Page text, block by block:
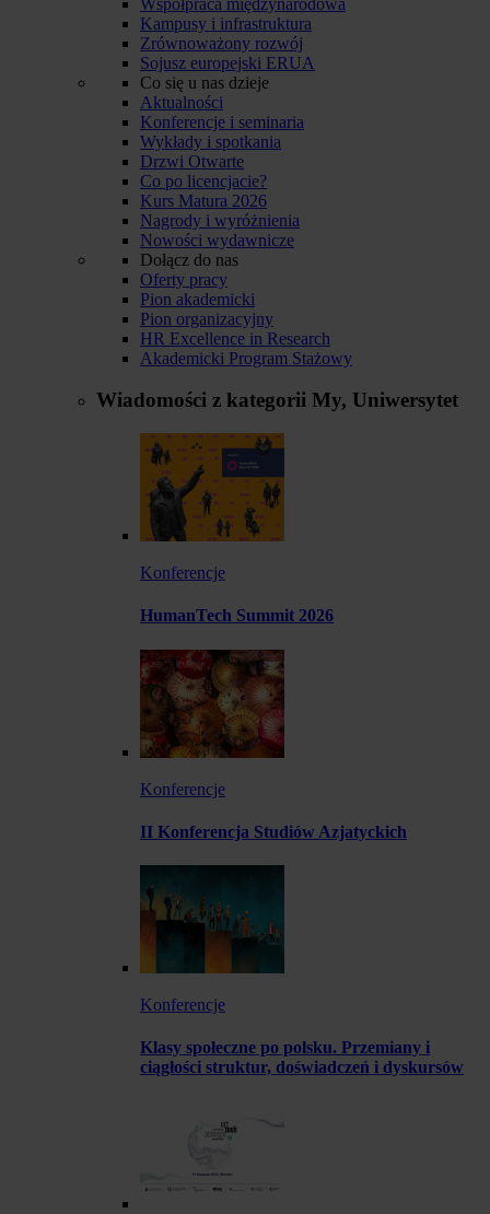
Kampusy i infrastruktura
Zrównoważony rozwój
Sojusz europejski ERUA
Co się u nas dzieje
Aktualności
Konferencje i seminaria
Wykłady i spotkania
Drzwi Otwarte
Co po licencjacie?
Kurs Matura 2026
Nagrody i wyróżnienia
Nowości wydawnicze
Dołącz do nas
Oferty pracy
Pion akademicki
Pion organizacyjny
HR Excellence in Research
Akademicki Program Stażowy
Wiadomości z kategorii My, Uniwersytet
Konferencje
HumanTech Summit 2026
Konferencje
II Konferencja Studiów Azjatyckich
Konferencje
Klasy społeczne po polsku. Przemiany i
ciągłości struktur, doświadczeń i dyskursów